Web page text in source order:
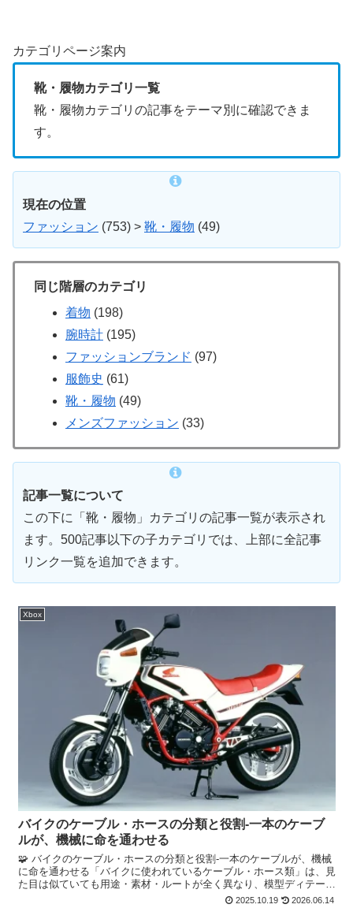
カテゴリページ案内
靴・履物カテゴリ一覧
靴・履物カテゴリの記事をテーマ別に確認できま
す。
現在の位置
ファッション (753) > 靴・履物 (49)
同じ階層のカテゴリ
着物 (198)
腕時計 (195)
ファッションブランド (97)
服飾史 (61)
靴・履物 (49)
メンズファッション (33)
記事一覧について
この下に「靴・履物」カテゴリの記事一覧が表示され
ます。500記事以下の子カテゴリでは、上部に全記事
リンク一覧を追加できます。
Xbox
バイクのケーブル・ホースの分類と役割‐一本のケーブ
ルが、機械に命を通わせる
🧩 バイクのケーブル・ホースの分類と役割‐一本のケーブルが、機械
に命を通わせる「バイクに使われているケーブル・ホース類」は、見
た目は似ていても用途・素材・ルートが全く異なり、模型ディテール
アップでは“本物感”を左右する重要ポイントです。以下...
2025.10.19 2026.06.14